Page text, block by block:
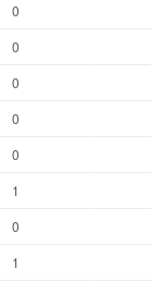
0
0
0
0
0
1
0
1